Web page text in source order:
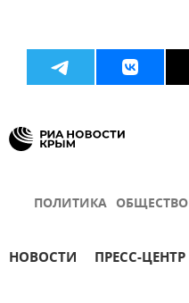
ПОЛИТИКА ОБЩЕСТВО
НОВОСТИ ПРЕСС-ЦЕНТР